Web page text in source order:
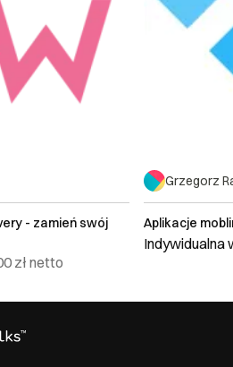
- zamień swój
złnetto
Grzegorz
Aplikacje
Indywidualna